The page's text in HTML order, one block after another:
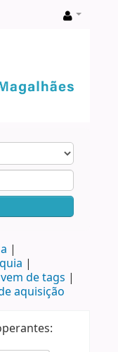
de tags
aquisição